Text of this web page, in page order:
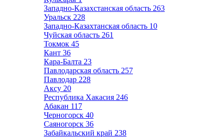
Западно-Казахстанская область 263
Уральск 228
Западно-Казахтанская область 10
Чуйская область 261
Токмок 45
Кант 36
Кара-Балта 23
Павлодарская область 257
Павлодар 228
Аксу 20
Республика Хакасия 246
Абакан 117
Черногорск 40
Саяногорск 36
Забайкальский край 238